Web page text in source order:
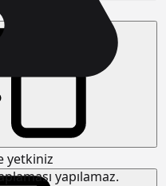
yetkiniz
yapılamaz.